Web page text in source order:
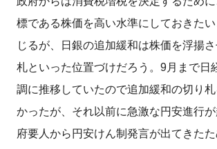
標である株価を高い水準にしておきた
じるが、日銀の追加緩和は株価を浮揚
札といった位置づけだろう。9月まで日
調に推移していたので追加緩和の切り
かったが、それ以前に急激な円安進行
府要人から円安けん制発言が出てきた